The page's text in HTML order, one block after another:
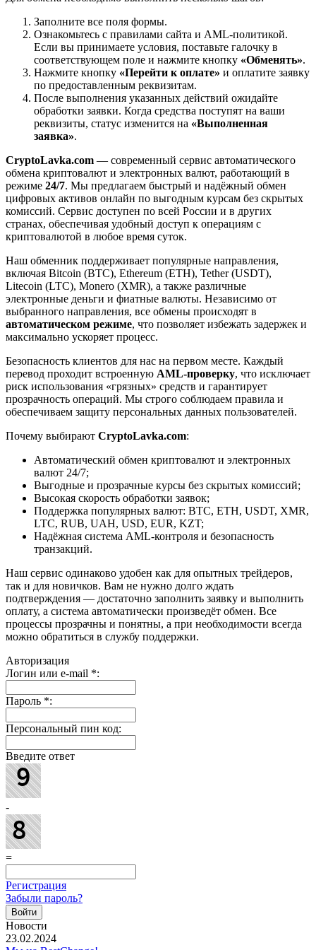
Заполните все поля формы.
Ознакомьтесь с правилами сайта и AML-политикой.
Если вы принимаете условия, поставьте галочку в
соответствующем поле и нажмите кнопку «Обменять».
Нажмите кнопку «Перейти к оплате» и оплатите заявку
по предоставленным реквизитам.
После выполнения указанных действий ожидайте
обработки заявки. Когда средства поступят на ваши
реквизиты, статус изменится на «Выполненная
заявка».
CryptoLavka.com — современный сервис автоматического
обмена криптовалют и электронных валют, работающий в
режиме 24/7. Мы предлагаем быстрый и надёжный обмен
цифровых активов онлайн по выгодным курсам без скрытых
комиссий. Сервис доступен по всей России и в других
странах, обеспечивая удобный доступ к операциям с
криптовалютой в любое время суток.
Наш обменник поддерживает популярные направления,
включая Bitcoin (BTC), Ethereum (ETH), Tether (USDT),
Litecoin (LTC), Monero (XMR), а также различные
электронные деньги и фиатные валюты. Независимо от
выбранного направления, все обмены происходят в
автоматическом режиме, что позволяет избежать задержек и
максимально ускоряет процесс.
Безопасность клиентов для нас на первом месте. Каждый
перевод проходит встроенную AML-проверку, что исключает
риск использования «грязных» средств и гарантирует
прозрачность операций. Мы строго соблюдаем правила и
обеспечиваем защиту персональных данных пользователей.
Почему выбирают CryptoLavka.com:
Автоматический обмен криптовалют и электронных
валют 24/7;
Выгодные и прозрачные курсы без скрытых комиссий;
Высокая скорость обработки заявок;
Поддержка популярных валют: BTC, ETH, USDT, XMR,
LTC, RUB, UAH, USD, EUR, KZT;
Надёжная система AML-контроля и безопасность
транзакций.
Наш сервис одинаково удобен как для опытных трейдеров,
так и для новичков. Вам не нужно долго ждать
подтверждения — достаточно заполнить заявку и выполнить
оплату, а система автоматически произведёт обмен. Все
процессы прозрачны и понятны, а при необходимости всегда
можно обратиться в службу поддержки.
Авторизация
Логин или e-mail *:
Пароль *:
Персональный пин код:
Введите ответ
-
=
Регистрация
Забыли пароль?
Новости
23.02.2024